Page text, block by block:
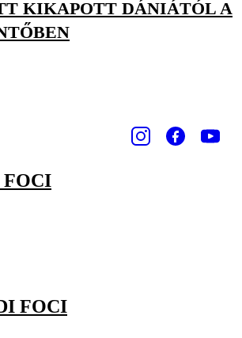
KIKAPOTT DÁNIÁTÓL A
FOCI